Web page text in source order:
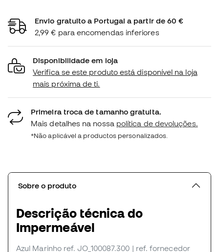
Envio gratuito a Portugal a partir de 60 €
2,99 € para encomendas inferiores
Disponibilidade em loja
Verifica se este produto está disponível na loja
mais próxima de ti.
Primeira troca de tamanho gratuita.
Mais detalhes na nossa política de devoluções.
*Não aplicável a productos personalizados.
Sobre o produto
Descrição técnica do
Impermeável
Azul Marinho ref. JO_100087.300 | ref. fornecedor